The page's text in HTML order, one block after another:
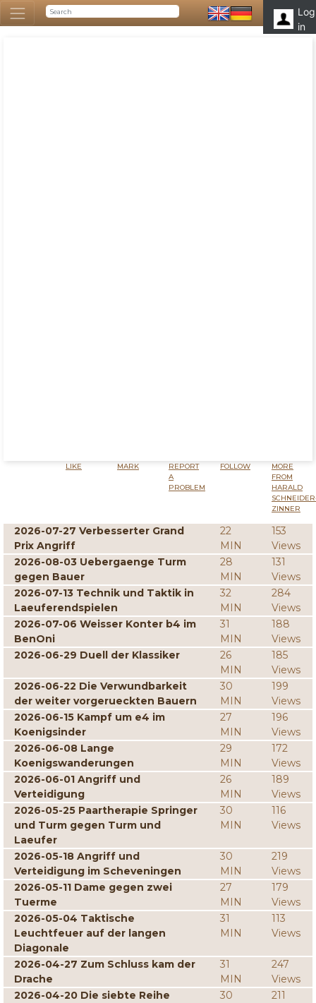
Log
in
LIKE MARK
REPORT
A
PROBLEM
FOLLOW
MORE
FROM
HARALD
ZINNER
2026-07-27 Verbesserter Grand
Prix Angriff
22
MIN
153
Views
2026-08-03 Uebergaenge Turm
gegen Bauer
28
MIN
131
Views
2026-07-13 Technik und Taktik in
Laeuferendspielen
32
MIN
284
Views
2026-07-06 Weisser Konter b4 im
BenOni
31
MIN
188
Views
2026-06-29 Duell der Klassiker
26
MIN
185
Views
2026-06-22 Die Verwundbarkeit
der weiter vorgerueckten Bauern
30
MIN
199
Views
2026-06-15 Kampf um e4 im
Koenigsinder
27
MIN
196
Views
2026-06-08 Lange
Koenigswanderungen
29
MIN
172
Views
2026-06-01 Angriff und
Verteidigung
26
MIN
189
Views
2026-05-25 Paartherapie Springer
und Turm gegen Turm und
Laeufer
30
MIN
116
Views
2026-05-18 Angriff und
Verteidigung im Scheveningen
30
MIN
219
Views
2026-05-11 Dame gegen zwei
Tuerme
27
MIN
179
Views
2026-05-04 Taktische
Leuchtfeuer auf der langen
Diagonale
31
MIN
113
Views
2026-04-27 Zum Schluss kam der
Drache
31
MIN
247
Views
2026-04-20 Die siebte Reihe
30
211